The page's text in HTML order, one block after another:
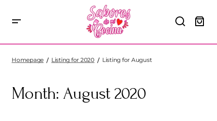
Homepage Listing for 2020 Listing for August
Month: August 2020